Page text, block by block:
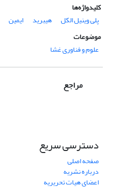
کلیدواژه‌ها
پلی وینیل الکل
هیبرید ایمین
موضوعات
علوم و فناوری غشا
مراجع
دسترسی سریع
صفحه اصلی
درباره نشریه
اعضای هیات تحریریه